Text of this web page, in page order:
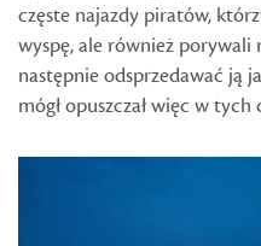
częste najazdy piratów,
wyspę, ale również porywali
następnie odsprzedawać ją
mógł opuszczał więc w tych